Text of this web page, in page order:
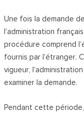
Une fois la demande
l’administration
procédure comprend
fournis par l’étranger.
vigueur,
examiner la demande.
Pendant cette